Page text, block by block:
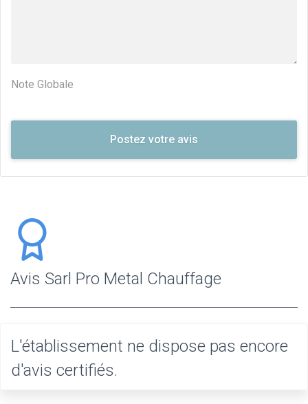
Note Globale
Avis Sarl Pro Metal Chauffage
L'établissement ne dispose pas encore
d'avis certifiés.